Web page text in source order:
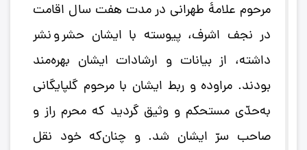
مرحوم علامۀ طهرانی در مدت هفت سال اقامت
در نجف اشرف، پیوسته با ایشان حشر و نشر
داشته، از بیانات و ارشادات ایشان بهره‌مند
بودند. مراوده و ربط ایشان با مرحوم گلپایگانی
به‌حدّی مستحکم و وثیق گردید که محرم راز و
صاحب سرّ ایشان شد. و چنان‌که خود نقل